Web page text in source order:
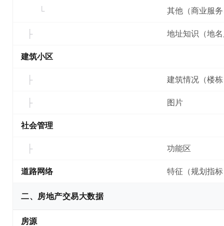
其他（商业服
地址知识（地
建筑小区
建筑情况（楼
图片
社会管理
功能区
道路网络 特征（规划指
二、房地产交易大数据
房源